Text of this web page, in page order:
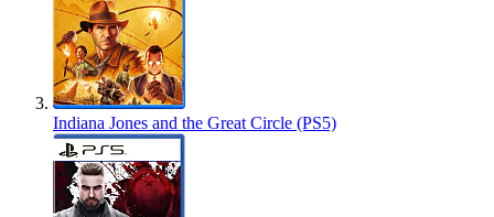
Indiana Jones and the Great Circle (PS5)